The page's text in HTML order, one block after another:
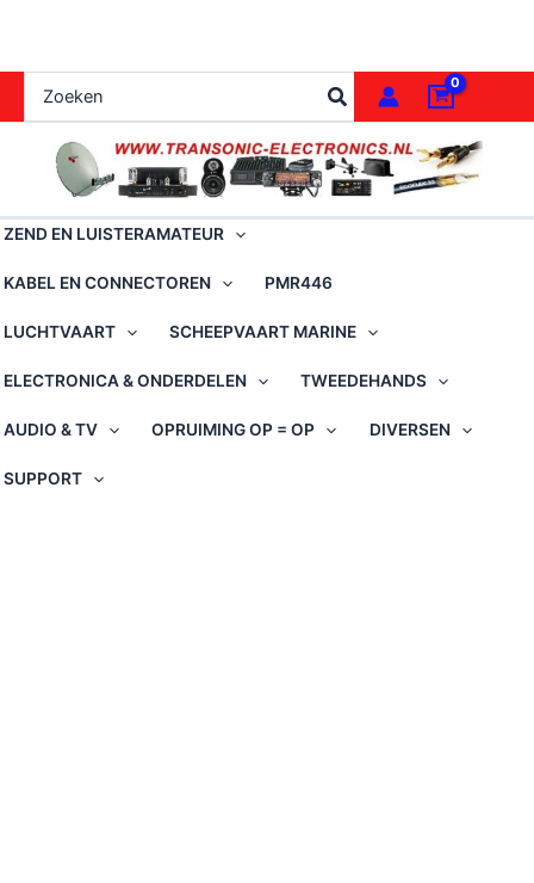
de
inhoud
naar:
ZEND EN LUISTERAMATEUR
KABEL EN CONNECTOREN PMR446
LUCHTVAART SCHEEPVAART MARINE
ELECTRONICA & ONDERDELEN TWEEDEHANDS
AUDIO & TV OPRUIMING OP = OP DIVERSEN
SUPPORT